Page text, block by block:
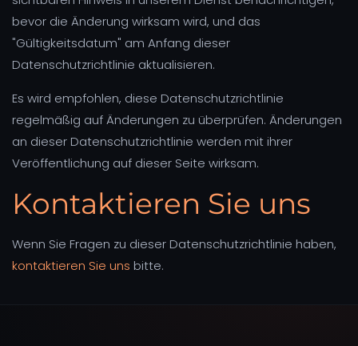
bevor die Änderung wirksam wird, und das
"Gültigkeitsdatum" am Anfang dieser
Datenschutzrichtlinie aktualisieren.
Es wird empfohlen, diese Datenschutzrichtlinie
regelmäßig auf Änderungen zu überprüfen. Änderungen
an dieser Datenschutzrichtlinie werden mit ihrer
Veröffentlichung auf dieser Seite wirksam.
Kontaktieren Sie uns
Wenn Sie Fragen zu dieser Datenschutzrichtlinie haben,
kontaktieren Sie uns bitte.